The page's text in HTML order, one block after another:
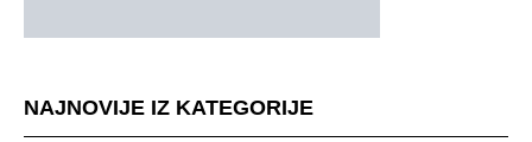
NAJNOVIJE IZ KATEGORIJE